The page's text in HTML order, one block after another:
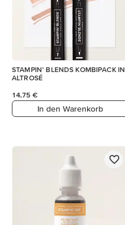
STAMPIN’ BLENDS KOMBIPACK IN
ALTROSÉ
14,75 €
In den Warenkorb